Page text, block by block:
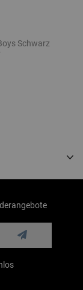
Schwarz